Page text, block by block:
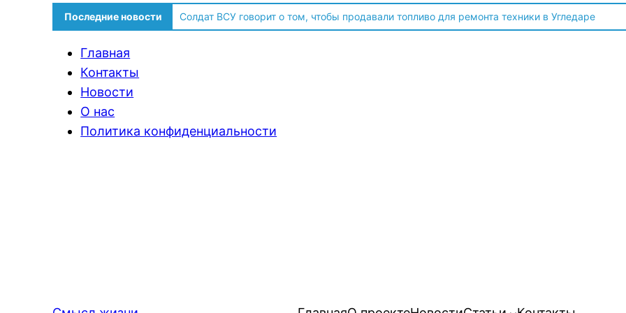
Последние новости Солдат ВСУ говорит о том, чтобы продавали топливо для ремонта техники в Угледаре
Главная
Контакты
Новости
О нас
Политика конфиденциальности